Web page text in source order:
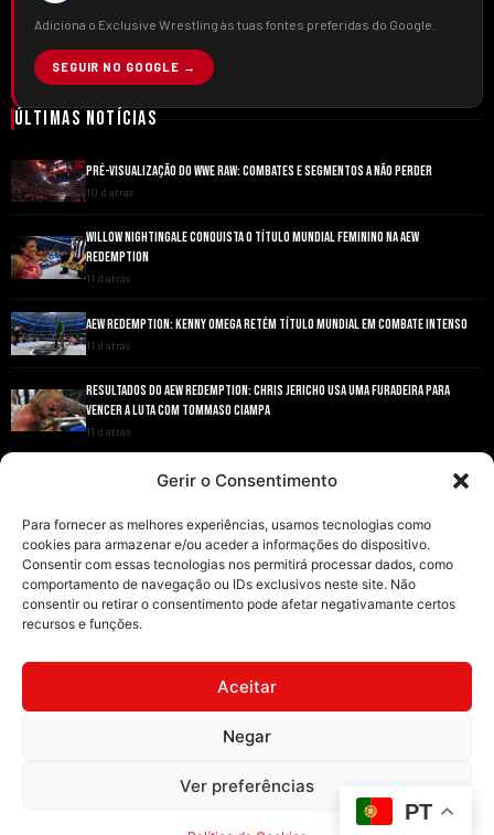
Gerir o Consentimento
Para fornecer as melhores experiências, usamos tecnologias como
cookies para armazenar e/ou aceder a informações do dispositivo.
Consentir com essas tecnologias nos permitirá processar dados, como
comportamento de navegação ou IDs exclusivos neste site. Não
consentir ou retirar o consentimento pode afetar negativamante certos
recursos e funções.
Aceitar
Negar
Ver preferências
Adiciona o Exclusive Wrestling às tuas fontes preferidas do Google.
SEGUIR NO GOOGLE →
Últimas Notícias
PRÉ-VISUALIZAÇÃO DO WWE RAW: COMBATES E SEGMENTOS A NÃO PERDER
10 d atrás
WILLOW NIGHTINGALE CONQUISTA O TÍTULO MUNDIAL FEMININO NA AEW
REDEMPTION
11 d atrás
AEW REDEMPTION: KENNY OMEGA RETÉM TÍTULO MUNDIAL EM COMBATE INTENSO
11 d atrás
RESULTADOS DO AEW REDEMPTION: CHRIS JERICHO USA UMA FURADEIRA PARA
VENCER A LUTA COM TOMMASO CIAMPA
11 d atrás
ANDRADE EL IDOLO CONQUISTA O TÍTULO NACIONAL DA AEW EM GRANDE ESTILO
seus respetivos proprietários.
Illimitatus Agency
Política de Cookies (UE)
Política de Privacidade
PT